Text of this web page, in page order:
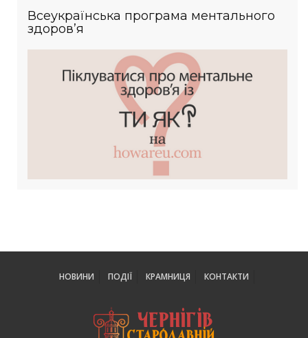
Всеукраїнська програма ментального
здоров’я
НОВИНИ ПОДІЇ КРАМНИЦЯ КОНТАКТИ